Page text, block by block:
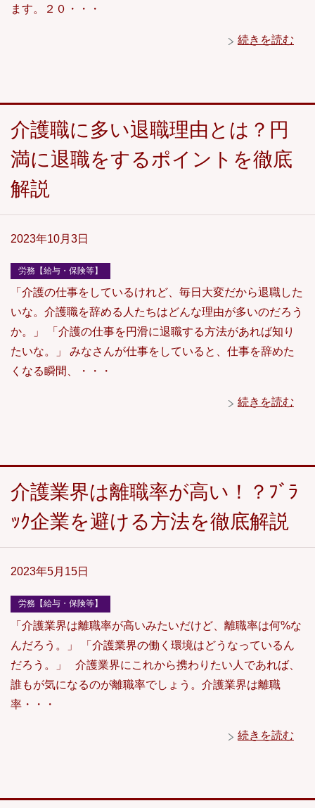
ます。２０・・・
続きを読む
介護職に多い退職理由とは？円
満に退職をするポイントを徹底
解説
2023年10月3日
労務【給与・保険等】
「介護の仕事をしているけれど、毎日大変だから退職した
いな。介護職を辞める人たちはどんな理由が多いのだろう
か。」 「介護の仕事を円滑に退職する方法があれば知り
たいな。」 みなさんが仕事をしていると、仕事を辞めた
くなる瞬間、・・・
続きを読む
介護業界は離職率が高い！？ﾌﾞﾗ
ｯｸ企業を避ける方法を徹底解説
2023年5月15日
労務【給与・保険等】
「介護業界は離職率が高いみたいだけど、離職率は何%な
んだろう。」 「介護業界の働く環境はどうなっているん
だろう。」 介護業界にこれから携わりたい人であれば、
誰もが気になるのが離職率でしょう。介護業界は離職
率・・・
続きを読む